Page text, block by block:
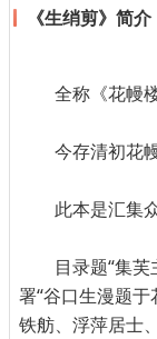
《生绡剪》简介
全称《花幔
今存清初花
此本是汇集
目录题“集芙
署“谷口生漫题于
铁舫、浮萍居士